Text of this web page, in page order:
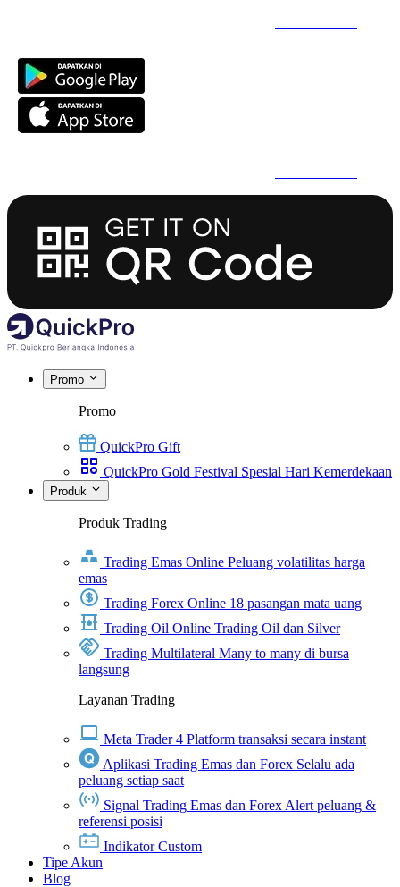
Promo
Promo
QuickPro Gift
QuickPro Gold Festival Spesial Hari Kemerdekaan
Produk
Produk Trading
Trading Emas Online Peluang volatilitas harga
emas
Trading Forex Online 18 pasangan mata uang
Trading Oil Online Trading Oil dan Silver
Trading Multilateral Many to many di bursa
langsung
Layanan Trading
Meta Trader 4 Platform transaksi secara instant
Aplikasi Trading Emas dan Forex Selalu ada
peluang setiap saat
Signal Trading Emas dan Forex Alert peluang &
referensi posisi
Indikator Custom
Tipe Akun
Blog